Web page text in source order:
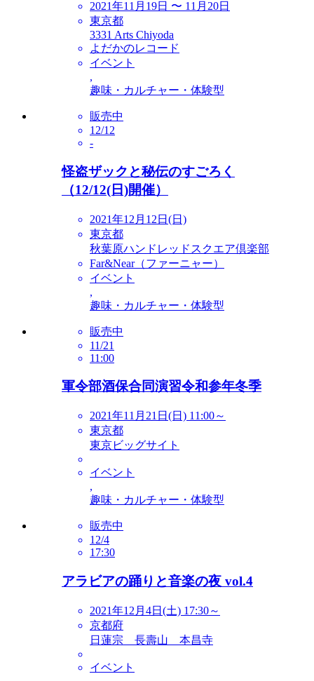
2021年11月19日 〜 11月20日
東京都
3331 Arts Chiyoda
よだかのレコード
イベント
,
趣味・カルチャー・体験型
販売中
12/12
-
怪盗ザックと秘伝のすごろく
（12/12(日)開催）
2021年12月12日(日)
東京都
秋葉原ハンドレッドスクエア倶楽部
Far&Near（ファーニャー）
イベント
,
趣味・カルチャー・体験型
販売中
11/21
11:00
軍令部酒保合同演習令和参年冬季
2021年11月21日(日) 11:00～
東京都
東京ビッグサイト
イベント
,
趣味・カルチャー・体験型
販売中
12/4
17:30
アラビアの踊りと音楽の夜 vol.4
2021年12月4日(土) 17:30～
京都府
日蓮宗 長壽山 本昌寺
イベント